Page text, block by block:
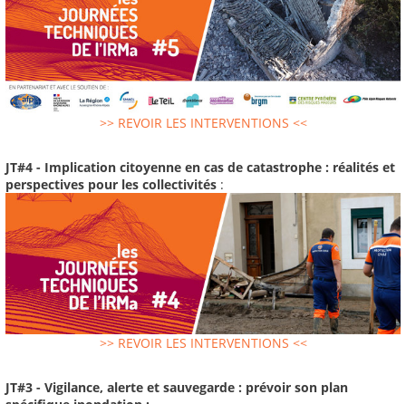
>> REVOIR LES INTERVENTIONS <<
JT#4 - Implication citoyenne en cas de catastrophe : réalités et
perspectives pour les collectivités :
>> REVOIR LES INTERVENTIONS <<
JT#3 - Vigilance, alerte et sauvegarde : prévoir son plan